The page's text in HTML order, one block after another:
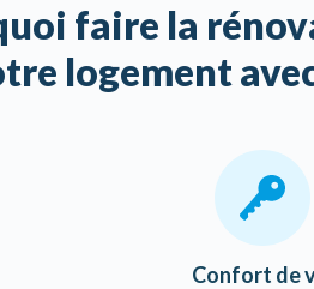
faire la
logement
Confort de